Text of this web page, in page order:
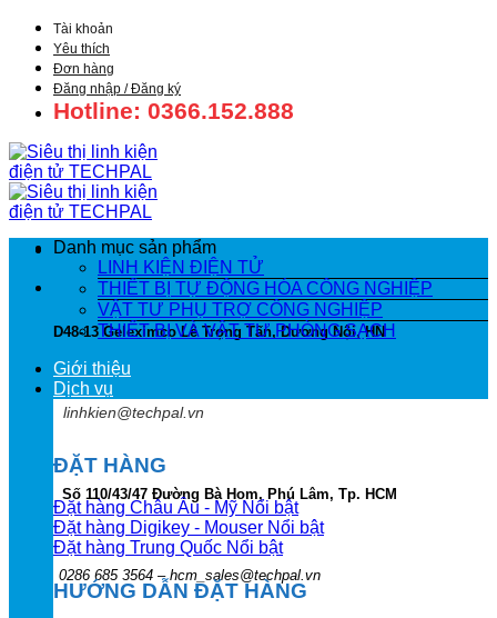
qua
dung
Tài khoản
Yêu thích
Đơn hàng
Đăng nhập / Đăng ký
Hotline: 0366.152.888
D48-13 Geleximco Lê Trọng Tấn, Dương Nội, HN
linhkien@techpal.vn
Số 110/43/47 Đường Bà Hom, Phú Lâm, Tp. HCM
0286 685 3564 – hcm_sales@techpal.vn
Danh mục sản phẩm
LINH KIỆN ĐIỆN TỬ
THIẾT BỊ TỰ ĐỘNG HÓA CÔNG NGHIỆP
VẬT TƯ PHỤ TRỢ CÔNG NGHIỆP
THIẾT BỊ VÀ VẬT TƯ PHÒNG SẠCH
Giới thiệu
Dịch vụ
ĐẶT HÀNG
Đặt hàng Châu Âu - Mỹ
Đặt hàng Digikey - Mouser
Đặt hàng Trung Quốc
HƯỚNG DẪN ĐẶT HÀNG